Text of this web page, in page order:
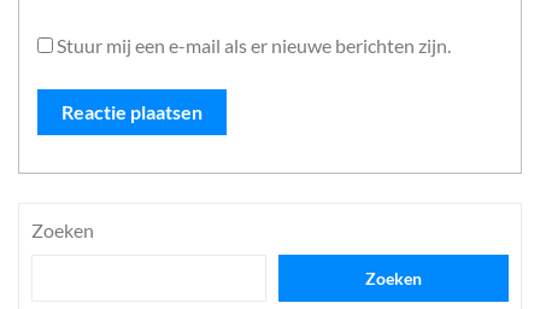
Stuur mij een e-mail als er nieuwe berichten zijn.
Zoeken
Zoeken